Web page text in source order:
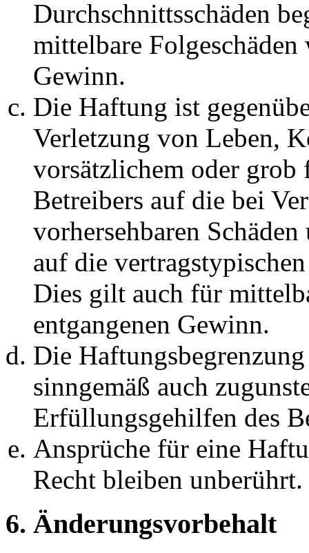
Durchschnittsschäden
mittelbare Folgeschäden
Gewinn.
Die Haftung ist
Verletzung von Leben,
vorsätzlichem oder grob
Betreibers auf die bei
vorhersehbaren
auf die
Dies gilt auch für
entgangenen Gewinn.
Die
sinngemäß auch
Erfüllungsgehilfen des
Ansprüche für eine
Recht bleiben unberührt.
6. Änderungsvorbehalt